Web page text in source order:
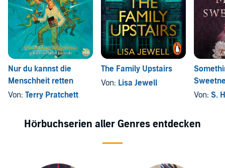
Nur du kannst die
Menschheit retten
Von: Terry Pratchett
The Family Upstairs
Von: Lisa Jewell
Von: S.
Hörbuchserien aller Genres entdecken